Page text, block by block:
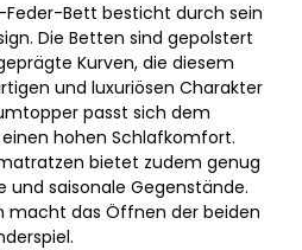
Feder-Bett besticht durch sein
Die Betten sind gepolstert
Kurven, die diesem
und luxuriösen Charakter
passt sich dem
hohen Schlafkomfort.
bietet zudem genug
saisonale Gegenstände.
macht das Öffnen der beiden